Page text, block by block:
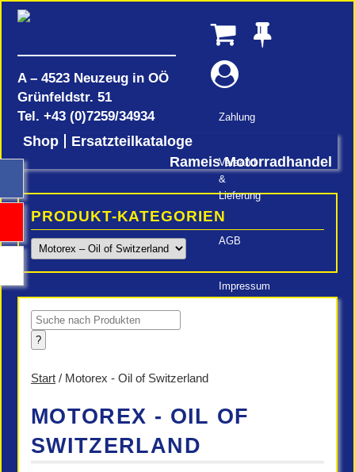
A – 4523 Neuzeug in OÖ
Grünfeldstr. 51
Tel. +43 (0)7259/34934 Zahlung
Versand
&
Lieferung
AGB
Impressum
Shop
Ersatzteilkataloge
Rameis Motorradhandel
PRODUKT-KATEGORIEN
Products
search
?
Start / Motorex - Oil of Switzerland
MOTOREX - OIL OF
SWITZERLAND